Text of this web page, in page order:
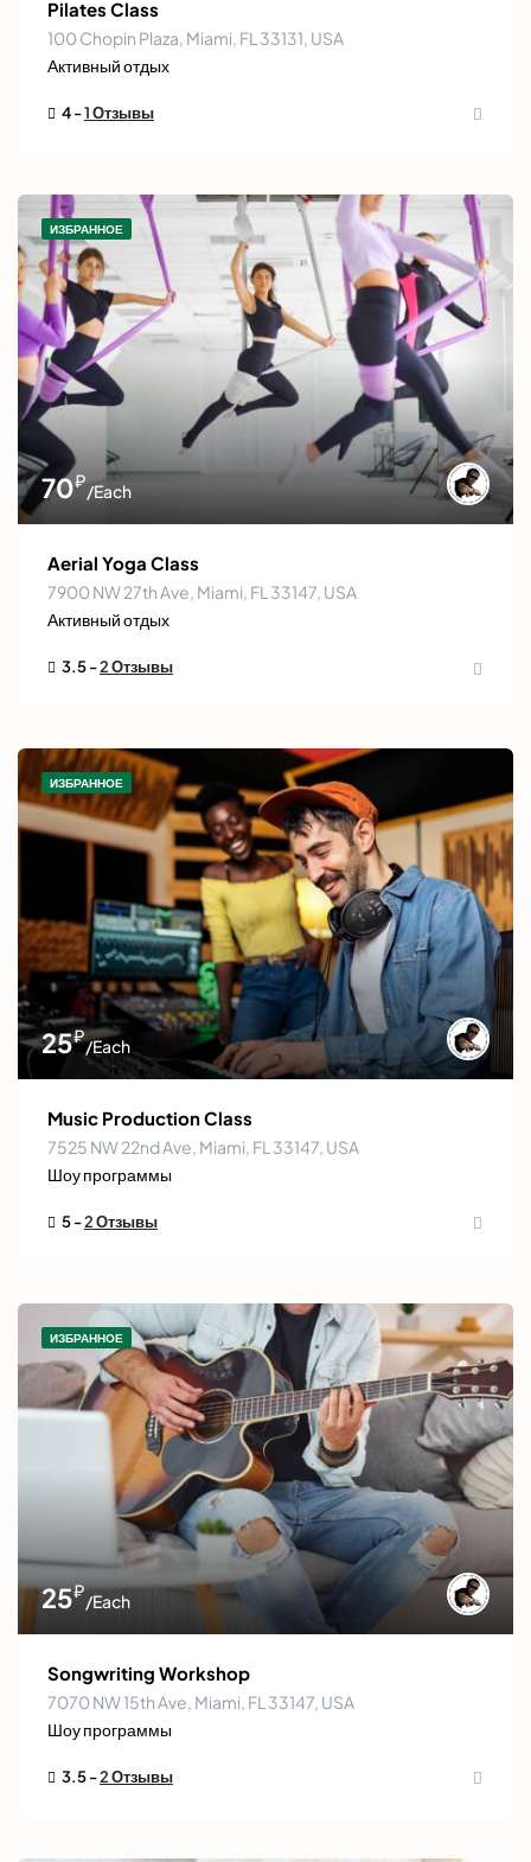
Pilates Class
100 Chopin Plaza, Miami, FL 33131, USA
Активный отдых
4 -1 Отзывы
ИЗБРАННОЕ
70₽/Each
Aerial Yoga Class
7900 NW 27th Ave, Miami, FL 33147, USA
Активный отдых
3.5 -2 Отзывы
ИЗБРАННОЕ
25₽/Each
Music Production Class
7525 NW 22nd Ave, Miami, FL 33147, USA
Шоу программы
5 -2 Отзывы
ИЗБРАННОЕ
25₽/Each
Songwriting Workshop
7070 NW 15th Ave, Miami, FL 33147, USA
Шоу программы
3.5 -2 Отзывы